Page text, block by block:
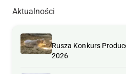
Aktualności
Rusza Konkurs
2026